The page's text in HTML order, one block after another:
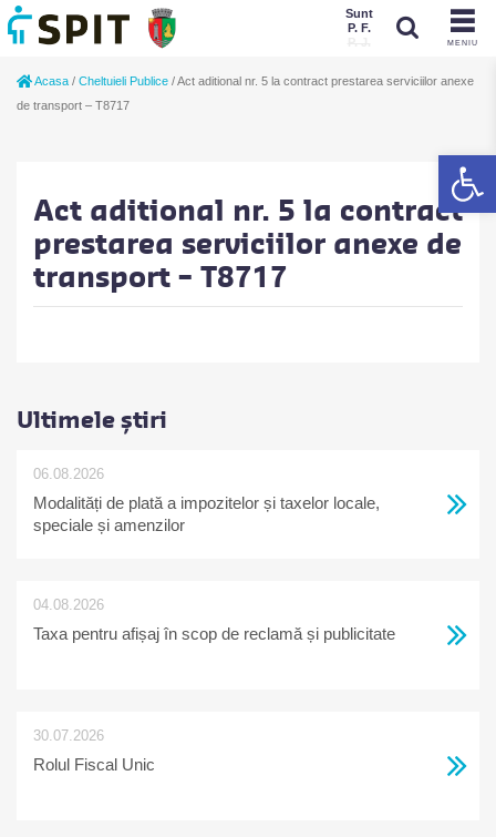
MENIU
Sunt
P. F.
P. J.
Acasa / Cheltuieli Publice /Act aditional nr. 5 la contract prestarea serviciilor anexe
de transport – T8717
Act aditional nr. 5 la contract
prestarea serviciilor anexe de
transport – T8717
Ultimele știri
06.08.2026
Modalități de plată a impozitelor și taxelor locale,
speciale și amenzilor
04.08.2026
Taxa pentru afișaj în scop de reclamă și publicitate
30.07.2026
Rolul Fiscal Unic